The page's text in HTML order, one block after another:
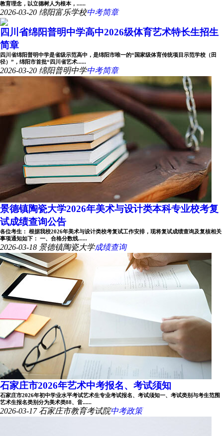
教育理念，以立德树人为根本，......
2026-03-20 绵阳富乐学校中考简章
四川省绵阳普明中学高中2026级体育艺术特长生招生
简章
四川省绵阳普明中学是省级示范高中，是绵阳市唯一的“国家级体育传统项目示范学校（田
径）”，绵阳市首批“四川省艺术......
2026-03-20 绵阳普明中学中考简章
景德镇陶瓷大学2026年美术与设计类本科专业校考复
试成绩查询公告
各位考生： 根据我校2026年美术与设计类校考复试工作安排，现将复试成绩查询及复核相关
事项通知如下： 一、合格分数线......
2026-03-18 景德镇陶瓷大学成绩查询
石家庄市2026年艺术中考报名、考试须知
石家庄市2026年初中学业水平考试艺术生专业考试报名、考试须知一、考试类别与考生范围
艺术生报名类别分为美术类88、音......
2026-03-17 石家庄市教育考试院中考政策